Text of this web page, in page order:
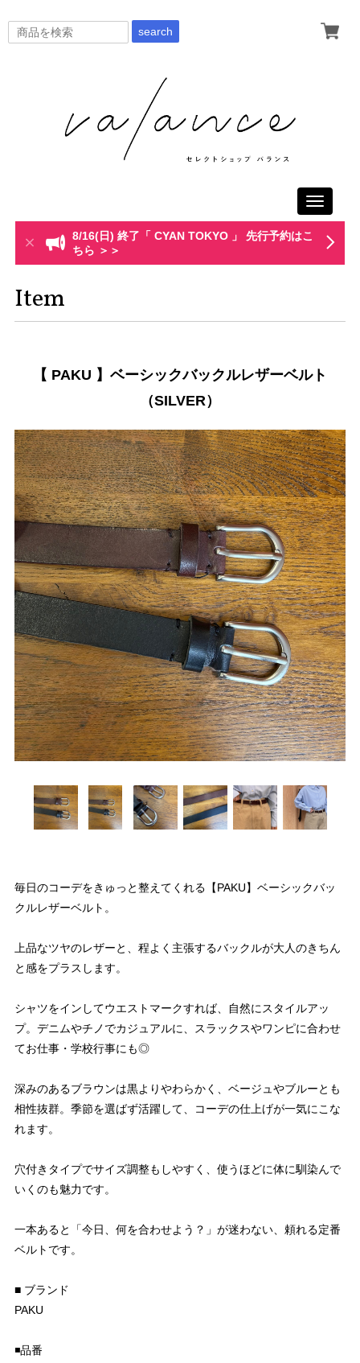
search
Toggle
8/16(日) 終了「 CYAN TOKYO 」 先行予約はこ
ちら ＞＞
Item
【 PAKU 】ベーシックバックルレザーベルト
（SILVER）
毎日のコーデをきゅっと整えてくれる【PAKU】ベーシックバッ
クルレザーベルト。
上品なツヤのレザーと、程よく主張するバックルが大人のきちん
と感をプラスします。
シャツをインしてウエストマークすれば、自然にスタイルアッ
プ。デニムやチノでカジュアルに、スラックスやワンピに合わせ
てお仕事・学校行事にも◎
深みのあるブラウンは黒よりやわらかく、ベージュやブルーとも
相性抜群。季節を選ばず活躍して、コーデの仕上げが一気にこな
れます。
穴付きタイプでサイズ調整もしやすく、使うほどに体に馴染んで
いくのも魅力です。
一本あると「今日、何を合わせよう？」が迷わない、頼れる定番
ベルトです。
■ ブランド
PAKU
◾️品番